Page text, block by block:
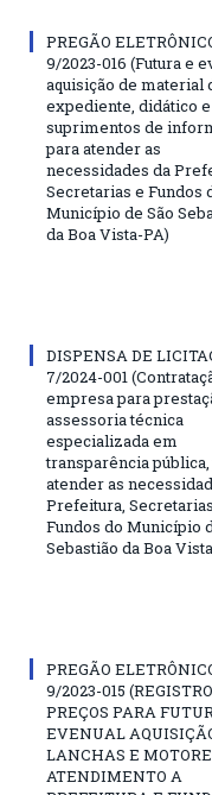
PREGÃO
9/2023-016 (Futura e
aquisição de material
expediente, didático e
suprimentos de
para atender as
necessidades da
Secretarias e Fundos
Município de São
da Boa Vista-PA)
DISPENSA DE
7/2024-001
empresa para
assessoria técnica
especializada em
transparência
atender as
Prefeitura,
Fundos do Município
Sebastião da Boa
PREGÃO
9/2023-015
PREÇOS PARA
EVENUAL
LANCHAS E
ATENDIMENTO A